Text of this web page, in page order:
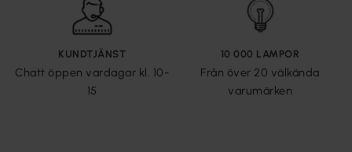
KUNDTJÄNST
Chatt öppen vardagar kl. 10-
15
10 000 LAMPOR
Från över 20 välkända
varumärken